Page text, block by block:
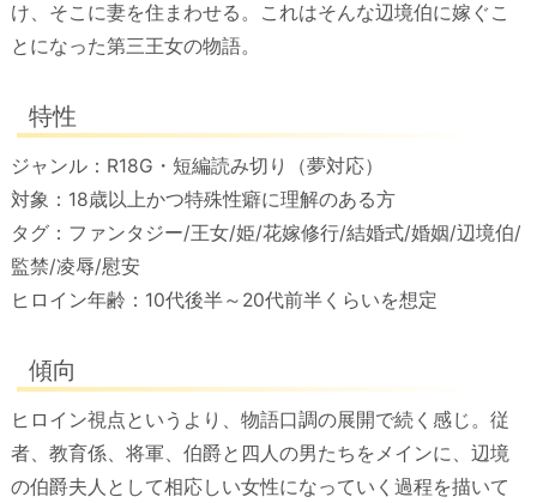
け、そこに妻を住まわせる。これはそんな辺境伯に嫁ぐこ
とになった第三王女の物語。
特性
ジャンル：R18G・短編読み切り（夢対応）
対象：18歳以上かつ特殊性癖に理解のある方
タグ：ファンタジー/王女/姫/花嫁修行/結婚式/婚姻/辺境伯/
監禁/凌辱/慰安
ヒロイン年齢：10代後半～20代前半くらいを想定
傾向
ヒロイン視点というより、物語口調の展開で続く感じ。従
者、教育係、将軍、伯爵と四人の男たちをメインに、辺境
の伯爵夫人として相応しい女性になっていく過程を描いて